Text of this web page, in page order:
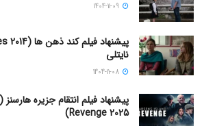
نایتلی
Revenge 2025)